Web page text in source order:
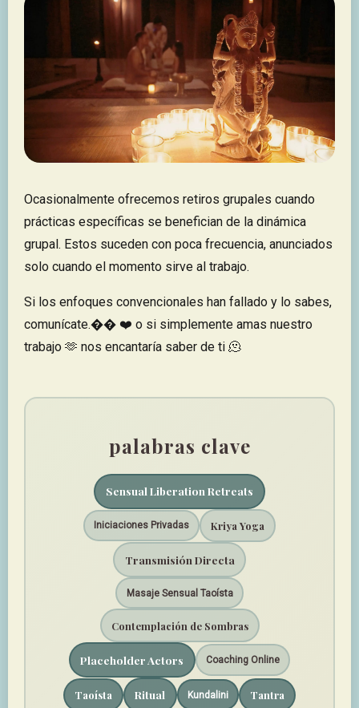
Ocasionalmente ofrecemos retiros grupales cuando
prácticas específicas se benefician de la dinámica
grupal. Estos suceden con poca frecuencia, anunciados
solo cuando el momento sirve al trabajo.
Si los enfoques convencionales han fallado y lo sabes,
comunícate.​​​​​​​​​​​​​��​​ ❤️ o si simplemente amas nuestro
trabajo 🫶 nos encantaría saber de ti 🫠
palabras clave
Sensual Liberation Retreats
Iniciaciones Privadas Kriya Yoga
Transmisión Directa
Masaje Sensual Taoísta
Contemplación de Sombras
Placeholder Actors Coaching Online
Taoísta Ritual Kundalini Tantra